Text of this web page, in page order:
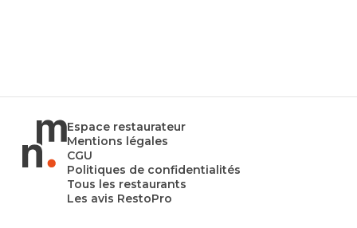
Espace restaurateur
Mentions légales
CGU
Politiques de confidentialités
Tous les restaurants
Les avis RestoPro